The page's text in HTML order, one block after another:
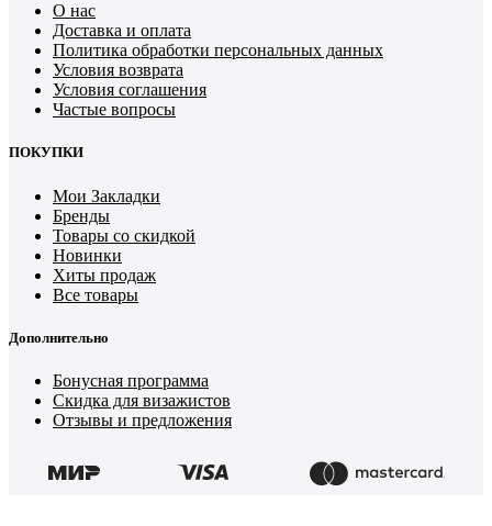
О нас
Доставка и оплата
Политика обработки персональных данных
Условия возврата
Условия соглашения
Частые вопросы
ПОКУПКИ
Мои Закладки
Бренды
Товары со скидкой
Новинки
Хиты продаж
Все товары
Дополнительно
Бонусная программа
Скидка для визажистов
Отзывы и предложения